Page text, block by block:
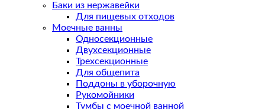
Баки из нержавейки
Для пищевых отходов
Моечные ванны
Односекционные
Двухсекционные
Трехсекционные
Для общепита
Поддоны в уборочную
Рукомойники
Тумбы с моечной ванной